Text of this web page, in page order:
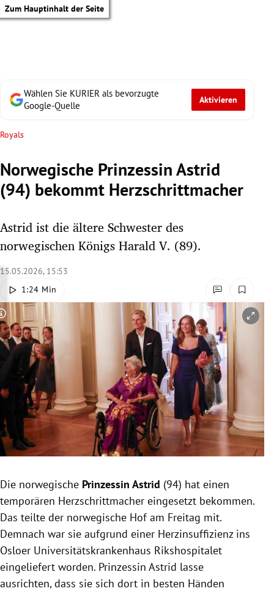
Zum Hauptinhalt der Seite
Untermenü
Untermenü
Untermenü
Untermenü
Untermenü
Untermenü
Untermenü
Untermenü
Wählen Sie KURIER als bevorzugte
Google-Quelle
Aktivieren
Royals
Norwegische Prinzessin Astrid
(94) bekommt Herzschrittmacher
Astrid ist die ältere Schwester des
norwegischen Königs Harald V. (89).
15.05.2026, 15:53
1:24 Min
Copyright-Hinweis öffnen/schließen
Die norwegische Prinzessin Astrid (94) hat einen
temporären Herzschrittmacher eingesetzt bekommen.
Das teilte der norwegische Hof am Freitag mit.
Demnach war sie aufgrund einer Herzinsuffizienz ins
Osloer Universitätskrankenhaus Rikshospitalet
eingeliefert worden. Prinzessin Astrid lasse
ausrichten, dass sie sich dort in besten Händen